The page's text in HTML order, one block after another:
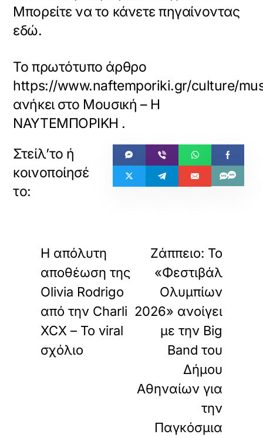
Μπορείτε να το κάνετε πηγαίνοντας
εδώ.
Το πρωτότυπο άρθρο
https://www.naftemporiki.gr/culture/
ανήκει στο Μουσική – Η
ΝΑΥΤΕΜΠΟΡΙΚΗ .
Η απόλυτη
αποθέωση της
Olivia Rodrigo
από την Charli
XCX – Το viral
σχόλιο
Ζάππειο: Το
«Φεστιβάλ
Ολυμπίων
2026» ανοίγει
με την Big
Band του
Δήμου
Αθηναίων για
την
Παγκόσμια